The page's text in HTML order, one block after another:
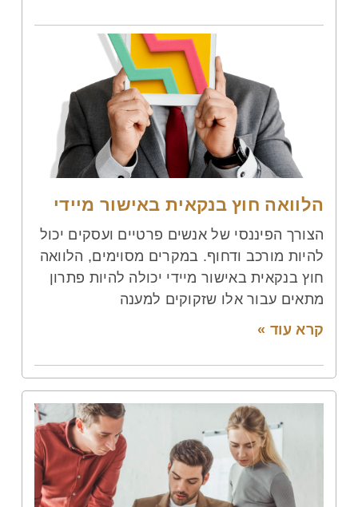
הלוואה חוץ בנקאית באישור מיידי
הצורך הפיננסי של אנשים פרטיים ועסקים יכול
להיות מורכב ודחוף. במקרים מסוימים, הלוואה
חוץ בנקאית באישור מיידי יכולה להיות פתרון
מתאים עבור אלו שזקוקים למענה
קרא עוד »